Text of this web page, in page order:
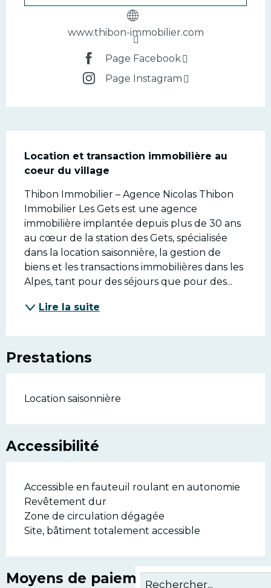
www.thibon-immobilier.com
Page Facebook
Page Instagram
Description
Location et transaction immobilière au
coeur du village
Thibon Immobilier – Agence Nicolas Thibon
Immobilier Les Gets est une agence
immobilière implantée depuis plus de 30 ans
au cœur de la station des Gets, spécialisée
dans la location saisonnière, la gestion de
biens et les transactions immobilières dans les
Alpes, tant pour des séjours que pour des...
Lire la suite
Prestations
Location saisonnière
Accessibilité
Accessible en fauteuil roulant en autonomie
Revêtement dur
Zone de circulation dégagée
Site, bâtiment totalement accessible
Moyens de paiement